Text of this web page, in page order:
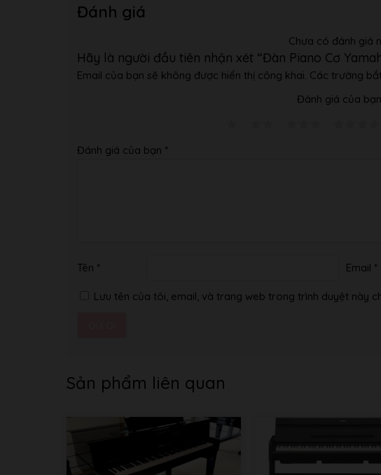
Đánh giá
Chưa có đánh giá
Hãy là người đầu tiên nhận xét “Đàn Piano Cơ
Email của bạn sẽ không được hiển thị công khai. Các trường
Đánh giá của bạn
Đánh giá của bạn *
Tên * Email *
Lưu tên của tôi, email, và trang web trong trình duyệt này
Sản phẩm liên quan